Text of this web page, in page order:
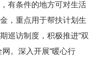
有条件的地方可对生活
，重点用于帮扶计划生
巡访制度，积极推进“双
。深入开展“暖心行